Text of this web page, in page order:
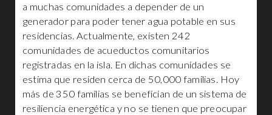
a muchas comunidades a depender de un
generador para poder tener agua potable en sus
residencias. Actualmente, existen 242
comunidades de acueductos comunitarios
registradas en la isla. En dichas comunidades se
estima que residen cerca de 50,000 familias. Hoy
más de 350 familias se benefician de un sistema de
resiliencia energética y no se tienen que preocupar